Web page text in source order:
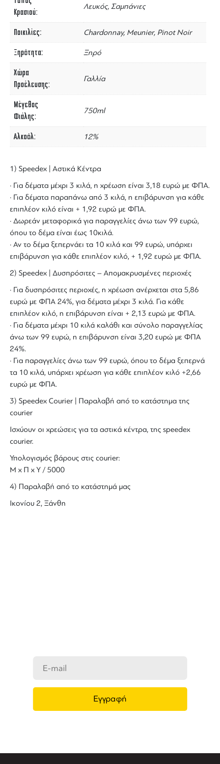
Κρασιού
Λευκός, Σαμπάνιες
Ποικιλίες Chardonnay, Meunier, Pinot Noir
Ξηρότητα Ξηρό
Χώρα
Προέλευσης
Γαλλία
Μέγεθος
Φιάλης
750ml
Αλκοόλ 12%
1) Speedex | Αστικά Κέντρα
· Για δέματα μέχρι 3 κιλά, η χρέωση είναι 3,18 ευρώ με ΦΠΑ.
· Για δέματα παραπάνω από 3 κιλά, η επιβάρυνση για κάθε
επιπλέον κιλό είναι + 1,92 ευρώ με ΦΠΑ.
· Δωρεάν μεταφορικά για παραγγελίες άνω των 99 ευρώ,
όπου το δέμα είναι έως 10κιλά.
· Αν το δέμα ξεπερνάει τα 10 κιλά και 99 ευρώ, υπάρχει
επιβάρυνση για κάθε επιπλέον κιλό, + 1,92 ευρώ με ΦΠΑ.
2) Speedex | Δυσπρόσιτες – Απομακρυσμένες περιοχές
· Για δυσπρόσιτες περιοχές, η χρέωση ανέρχεται στα 5,86
ευρώ με ΦΠΑ 24%, για δέματα μέχρι 3 κιλά. Για κάθε
επιπλέον κιλό, η επιβάρυνση είναι + 2,13 ευρώ με ΦΠΑ.
· Για δέματα μέχρι 10 κιλά καλάθι και σύνολο παραγγελίας
άνω των 99 ευρώ, η επιβάρυνση είναι 3,20 ευρώ με ΦΠΑ
24%.
· Για παραγγελίες άνω των 99 ευρώ, όπου το δέμα ξεπερνά
τα 10 κιλά, υπάρχει χρέωση για κάθε επιπλέον κιλό +2,66
ευρώ με ΦΠΑ.
3) Speedex Courier | Παραλαβή από το κατάστημα της
courier
Ισχύουν οι χρεώσεις για τα αστικά κέντρα, της speedex
courier.
Υπολογισμός βάρους στις courier:
Μ x Π x Y / 5000
4) Παραλαβή από το κατάστημά μας
Ικονίου 2, Ξάνθη